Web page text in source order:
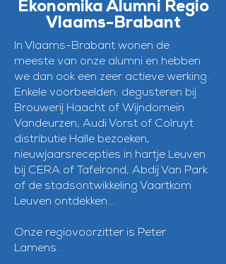
Ekonomika Alumni Regio
Vlaams-Brabant
In Vlaams-Brabant wonen de
meeste van onze alumni en hebben
we dan ook een zeer actieve werking.
Enkele voorbeelden: degusteren bij
Brouwerij Haacht of Wijndomein
Vandeurzen, Audi Vorst of Colruyt
distributie Halle bezoeken,
nieuwjaarsrecepties in hartje Leuven
bij CERA of Tafelrond, Abdij Van Park
of de stadsontwikkeling Vaartkom
Leuven ontdekken...
Onze regiovoorzitter is Peter
Lamens.